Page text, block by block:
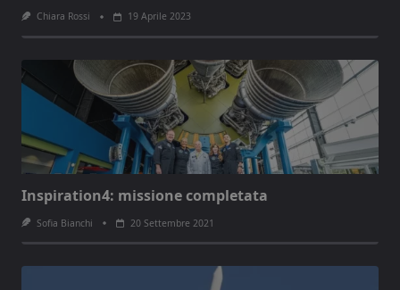
Chiara Rossi 19 Aprile 2023
Inspiration4: missione completata
Sofia Bianchi 20 Settembre 2021